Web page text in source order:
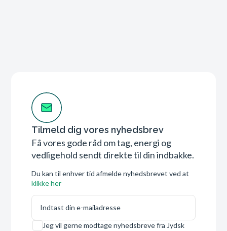
Tilmeld dig vores nyhedsbrev
Få vores gode råd om tag, energi og
vedligehold sendt direkte til din indbakke.
Du kan til enhver tid afmelde nyhedsbrevet ved at
klikke her
E-mail
Samtykke
Jeg vil gerne modtage nyhedsbreve fra Jydsk